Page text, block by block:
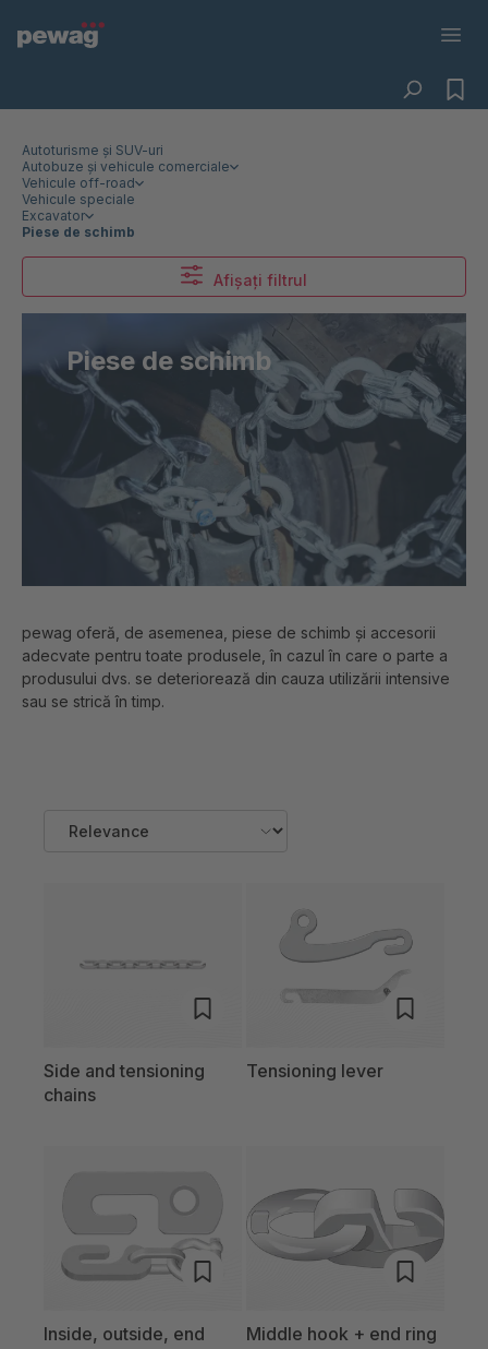
Autoturisme și SUV-uri
Autobuze și vehicule comerciale
Vehicule off-road
Vehicule speciale
Excavator
Piese de schimb
Afișați filtrul
Piese de schimb
pewag oferă, de asemenea, piese de schimb și accesorii
adecvate pentru toate produsele, în cazul în care o parte a
produsului dvs. se deteriorează din cauza utilizării intensive
sau se strică în timp.
Side and tensioning
chains
Tensioning lever
Inside, outside, end
Middle hook + end ring